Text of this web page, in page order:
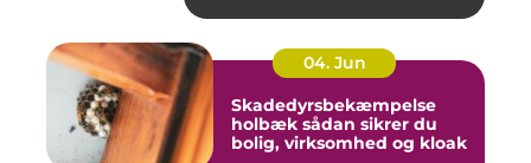
04. Jun
Skadedyrsbekæmpelse
holbæk sådan sikrer du
bolig, virksomhed og kloak